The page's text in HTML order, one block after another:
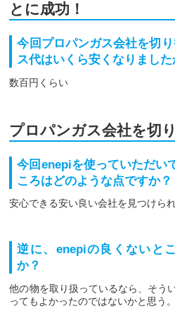
とに成功！
今回プロパンガス会社を切
ス代はいくら安くなりました
数百円くらい
プロパンガス会社を切
今回enepiを使っていただい
ころはどのような点ですか？
安心できる安い良い会社を見つけられ
逆に、enepiの良くないと
か？
他の物を取り扱っているなら、そう
ってもよかったのではないかと思う。